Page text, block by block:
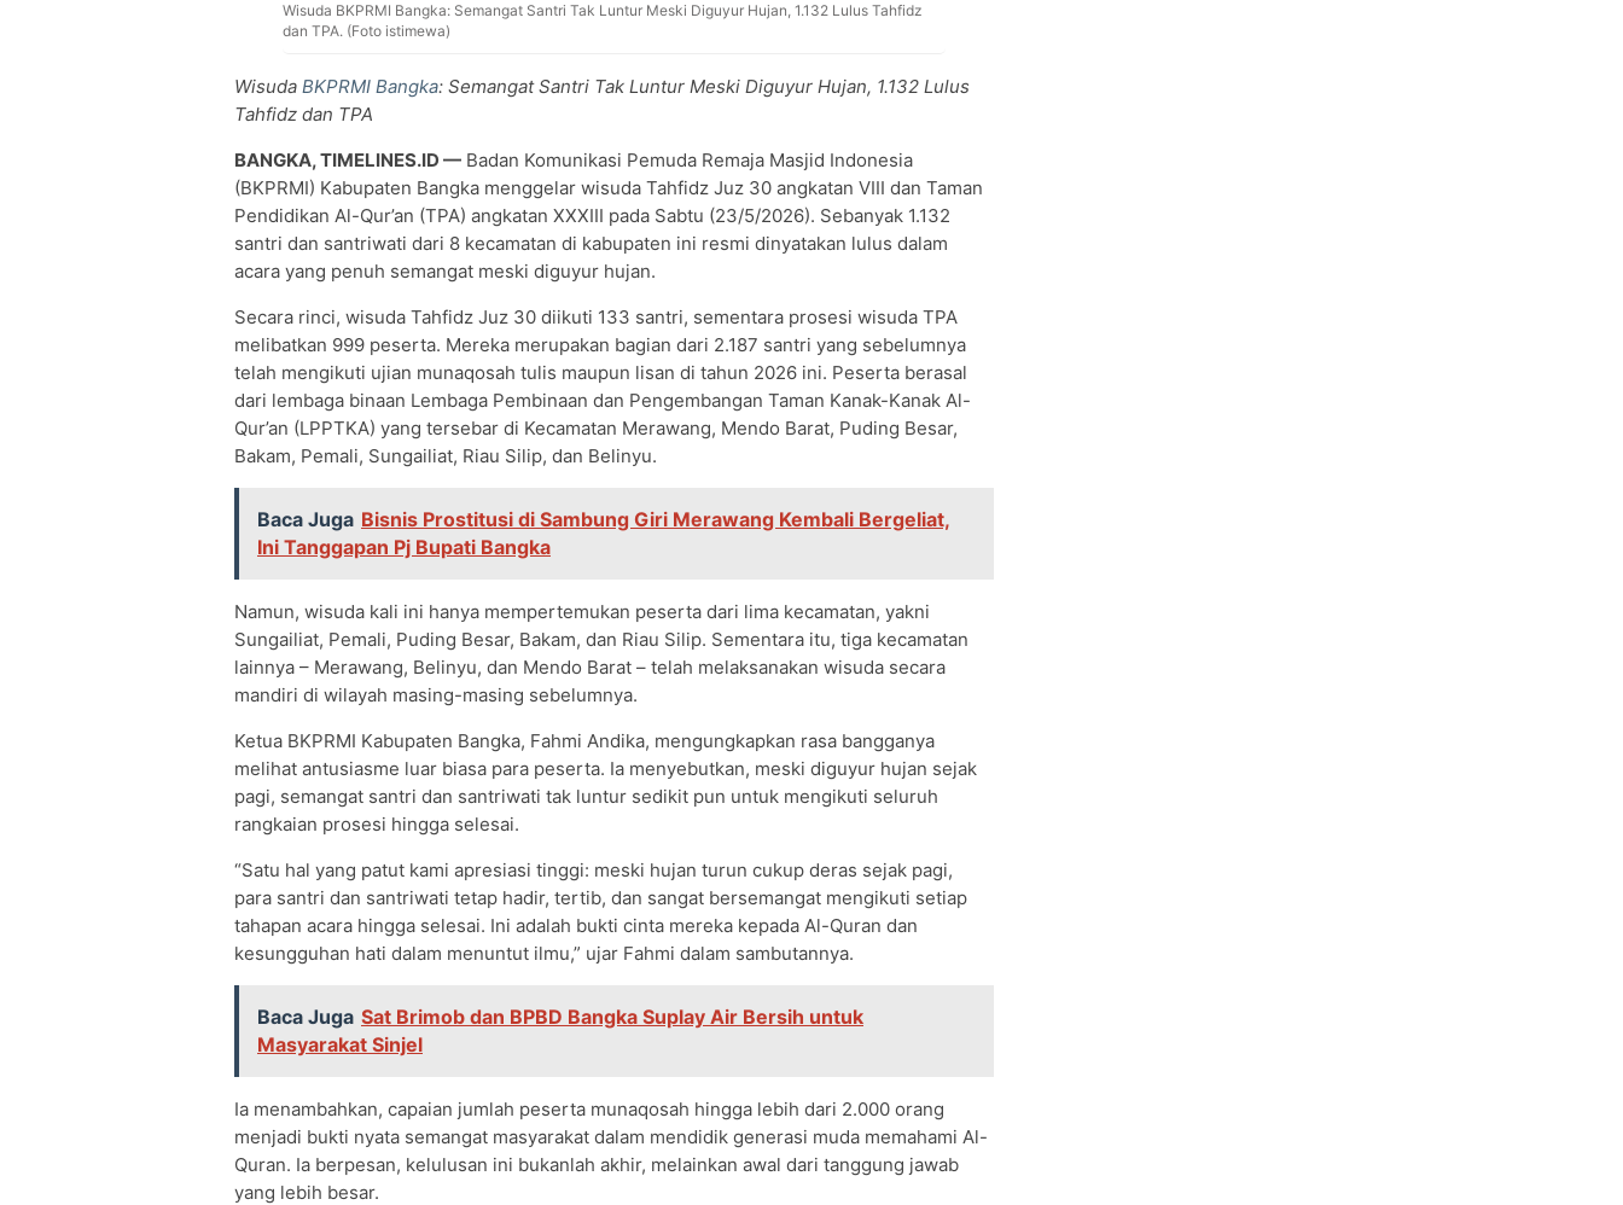
Wisuda BKPRMI Bangka: Semangat Santri Tak Luntur Meski Diguyur Hujan, 1.132 Lulus Tahfidz
dan TPA. (Foto istimewa)
Wisuda BKPRMI Bangka: Semangat Santri Tak Luntur Meski Diguyur Hujan, 1.132 Lulus
Tahfidz dan TPA
BANGKA, TIMELINES.ID — Badan Komunikasi Pemuda Remaja Masjid Indonesia
(BKPRMI) Kabupaten Bangka menggelar wisuda Tahfidz Juz 30 angkatan VIII dan Taman
Pendidikan Al-Qur’an (TPA) angkatan XXXIII pada Sabtu (23/5/2026). Sebanyak 1.132
santri dan santriwati dari 8 kecamatan di kabupaten ini resmi dinyatakan lulus dalam
acara yang penuh semangat meski diguyur hujan.
Secara rinci, wisuda Tahfidz Juz 30 diikuti 133 santri, sementara prosesi wisuda TPA
melibatkan 999 peserta. Mereka merupakan bagian dari 2.187 santri yang sebelumnya
telah mengikuti ujian munaqosah tulis maupun lisan di tahun 2026 ini. Peserta berasal
dari lembaga binaan Lembaga Pembinaan dan Pengembangan Taman Kanak-Kanak Al-
Qur’an (LPPTKA) yang tersebar di Kecamatan Merawang, Mendo Barat, Puding Besar,
Bakam, Pemali, Sungailiat, Riau Silip, dan Belinyu.
Baca Juga Bisnis Prostitusi di Sambung Giri Merawang Kembali Bergeliat,
Ini Tanggapan Pj Bupati Bangka
Namun, wisuda kali ini hanya mempertemukan peserta dari lima kecamatan, yakni
Sungailiat, Pemali, Puding Besar, Bakam, dan Riau Silip. Sementara itu, tiga kecamatan
lainnya – Merawang, Belinyu, dan Mendo Barat – telah melaksanakan wisuda secara
mandiri di wilayah masing-masing sebelumnya.
Ketua BKPRMI Kabupaten Bangka, Fahmi Andika, mengungkapkan rasa bangganya
melihat antusiasme luar biasa para peserta. Ia menyebutkan, meski diguyur hujan sejak
pagi, semangat santri dan santriwati tak luntur sedikit pun untuk mengikuti seluruh
rangkaian prosesi hingga selesai.
“Satu hal yang patut kami apresiasi tinggi: meski hujan turun cukup deras sejak pagi,
para santri dan santriwati tetap hadir, tertib, dan sangat bersemangat mengikuti setiap
tahapan acara hingga selesai. Ini adalah bukti cinta mereka kepada Al-Quran dan
kesungguhan hati dalam menuntut ilmu,” ujar Fahmi dalam sambutannya.
Baca Juga Sat Brimob dan BPBD Bangka Suplay Air Bersih untuk
Masyarakat Sinjel
Ia menambahkan, capaian jumlah peserta munaqosah hingga lebih dari 2.000 orang
menjadi bukti nyata semangat masyarakat dalam mendidik generasi muda memahami Al-
Quran. Ia berpesan, kelulusan ini bukanlah akhir, melainkan awal dari tanggung jawab
yang lebih besar.